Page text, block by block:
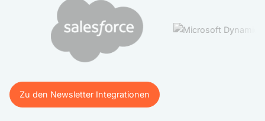
Zu den Newsletter Integrationen
Zu den Newsletter Integrationen